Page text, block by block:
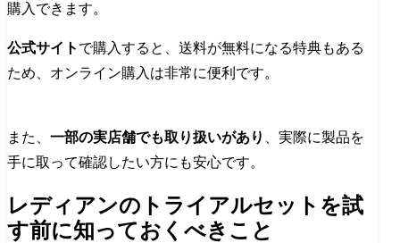
購入できます。
公式サイト で購入すると、送料が無料になる特典もある
ため、オンライン購入は非常に便利です。
また、 一部の実店舗でも取り扱いがあり
、実際に製品を
手に取って確認したい方にも安心です。
レディアンのトライアルセットを試
す前に知っておくべきこと